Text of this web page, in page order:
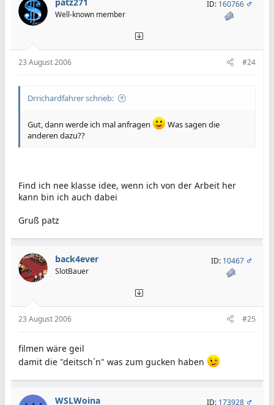
Well-known member
ID: 160766
23 August 2006 #24
Drrichardfahrer schrieb:
Gut, dann werde ich mal anfragen
Was sagen die
anderen dazu??
Find ich nee klasse idee, wenn ich von der Arbeit her
kann bin ich auch dabei
Gruß patz
back4ever
SlotBauer
ID: 10467
23 August 2006 #25
filmen wäre geil
damit die "deitsch´n" was zum gucken haben
WSLWoina ID: 173928